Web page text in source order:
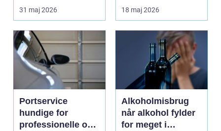
autoværksteder. Når
trykluft...
31 maj 2026
fleksibilitet i kabe...
18 maj 2026
Portservice
hundige for
professionelle og
Alkoholmisbrug
når alkohol fylder
for meget i